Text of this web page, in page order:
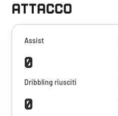
ATTACCO
Assist
0
Dribbling riusciti
0